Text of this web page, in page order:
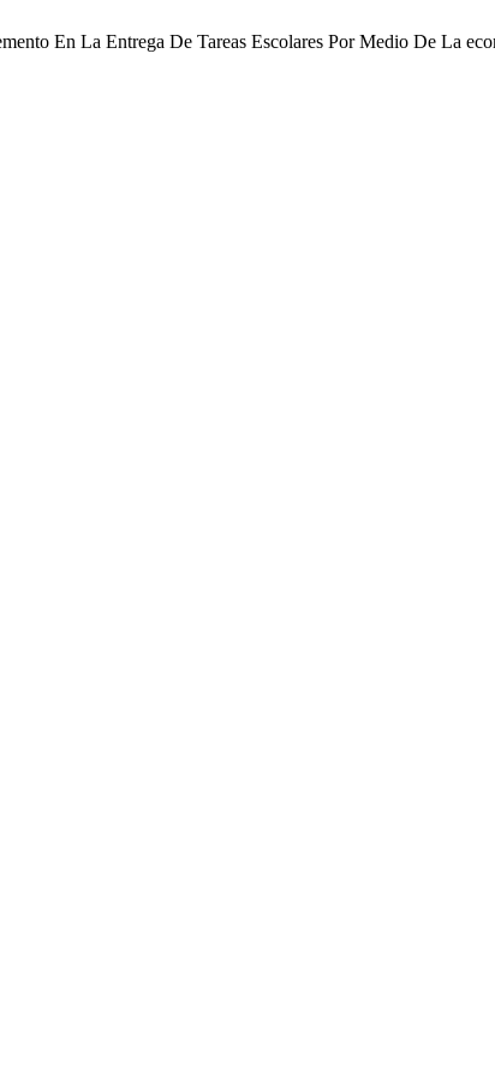
En La Entrega De Tareas Escolares Por Medio De La